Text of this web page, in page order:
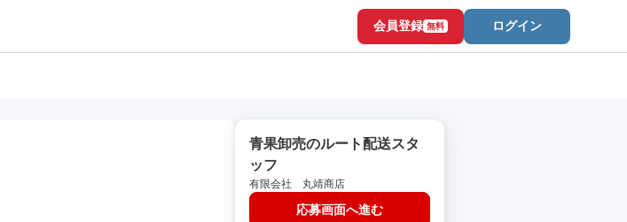
会員登録 無料 ログイン
青果卸売のルート配送スタ
ッフ
有限会社 丸靖商店
応募画面へ進む